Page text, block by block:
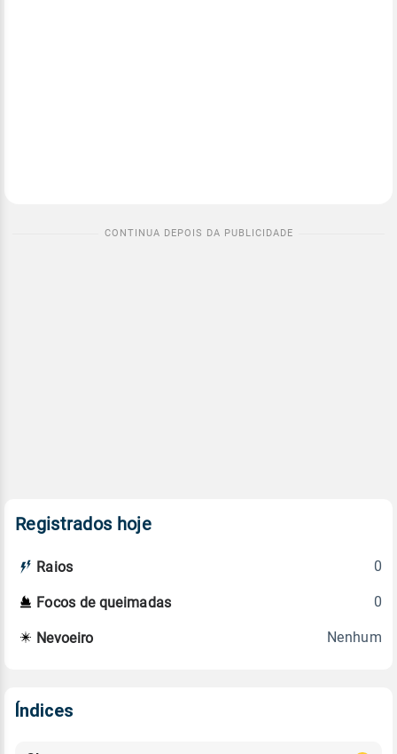
Registrados hoje
Raios 0
Focos de queimadas 0
Nevoeiro Nenhum
Índices